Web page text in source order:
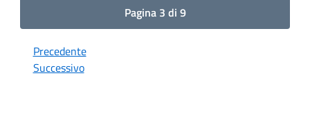
Pagina 3 di 9
Precedente
Successivo